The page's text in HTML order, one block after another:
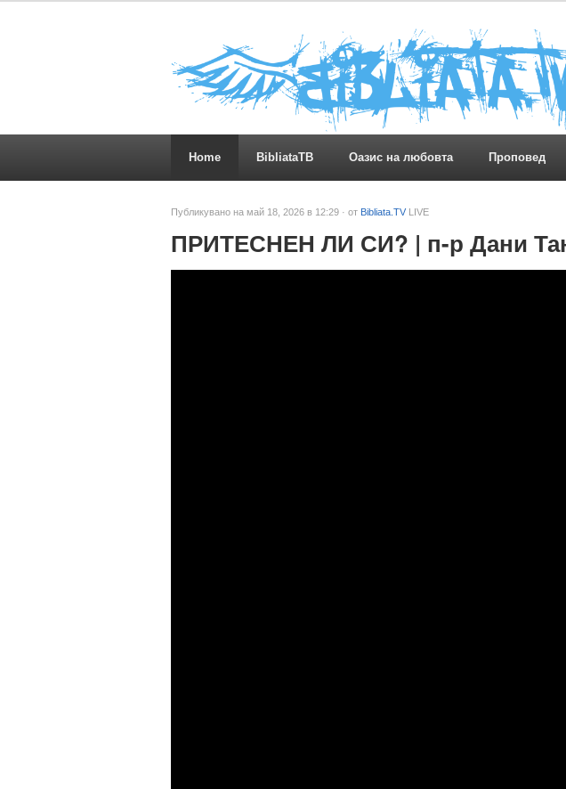
Home BibliataTB Оазис на любовта Проповед
Публикувано на май 18, 2026 в 12:29 · от Bibliata.TV LIVE
ПРИТЕСНЕН ЛИ СИ? | п-р Дани